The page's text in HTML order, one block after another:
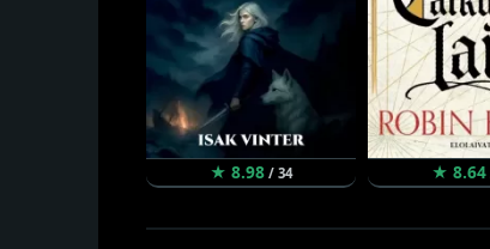
★ 8.98 / 34 ★ 8.64